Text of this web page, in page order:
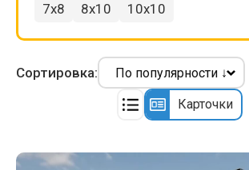
7x8
8x10 10x10
Сортировка:
Карточки